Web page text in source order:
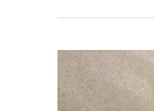
квартир
Шулявка
Выборгская
85